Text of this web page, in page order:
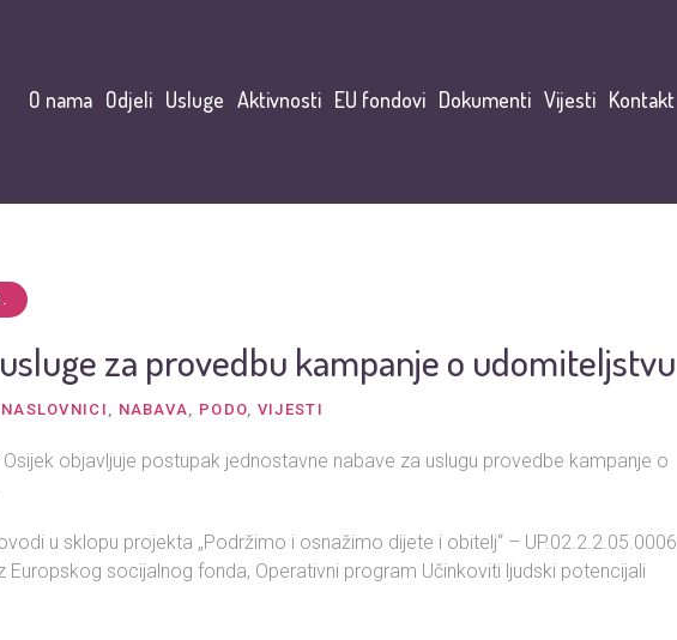
O nama Odjeli Usluge Aktivnosti EU fondovi Dokumenti Vijesti Kontakt
za provedbu kampanje o udomiteljstvu
, NABAVA, PODO, VIJESTI
Osijek objavljuje postupak jednostavne nabave za uslugu provedbe kampanje o
u sklopu projekta „Podržimo i osnažimo dijete i obitelj“ – UP.02.2.2.05.0006
Europskog socijalnog fonda, Operativni program Učinkoviti ljudski potencijali